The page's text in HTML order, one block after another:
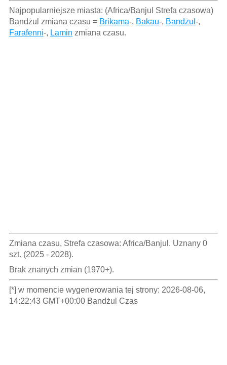
Najpopularniejsze miasta: (Africa/Banjul Strefa czasowa)
Bandżul zmiana czasu = Brikama-, Bakau-, Bandżul -,
Farafenni-, Lamin zmiana czasu.
Zmiana czasu, Strefa czasowa: Africa/Banjul. Uznany 0
szt. (2025 - 2028).
Brak znanych zmian (1970+).
[*] w momencie wygenerowania tej strony: 2026-08-06,
14:22:43 GMT+00:00 Bandżul Czas